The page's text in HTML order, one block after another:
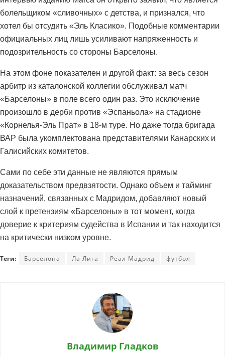
болельщиком «сливочных» с детства, и признался, что
хотел бы отсудить «Эль Класико». Подобные комментарии
официальных лиц лишь усиливают напряженность и
подозрительность со стороны Барселоны.
На этом фоне показателен и другой факт: за весь сезон
арбитр из каталонской коллегии обслуживал матч
«Барселоны» в поле всего один раз. Это исключение
произошло в дерби против «Эспаньола» на стадионе
«Корнелья-Эль Прат» в 18-м туре. Но даже тогда бригада
ВАР была укомплектована представителями Канарских и
Галисийских комитетов.
Сами по себе эти данные не являются прямым
доказательством предвзятости. Однако объем и тайминг
назначений, связанных с Мадридом, добавляют новый
слой к претензиям «Барселоны» в тот момент, когда
доверие к критериям судейства в Испании и так находится
на критически низком уровне.
Теги: Барселона Ла Лига Реал Мадрид футбол
Владимир Гладков